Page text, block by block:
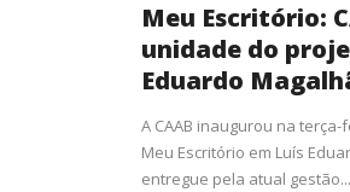
Meu Escritório:
unidade do
Eduardo
A CAAB inaugurou na
Meu Escritório em Luís
entregue pela atual gestão...